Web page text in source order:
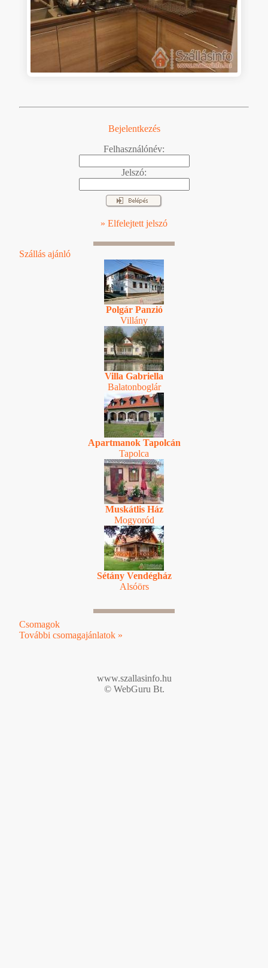
Bejelentkezés
Felhasználónév:
Jelszó:
» Elfelejtett jelszó
Szállás ajánló
Polgár Panzió
Villány
Villa Gabriella
Balatonboglár
Apartmanok Tapolcán
Tapolca
Muskátlis Ház
Mogyoród
Sétány Vendégház
Alsóörs
Csomagok
További csomagajánlatok »
www.szallasinfo.hu
© WebGuru Bt.